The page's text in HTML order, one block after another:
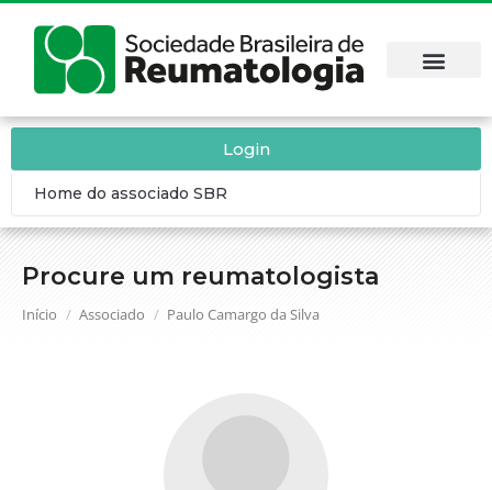
Procure um reumatologista
Você está aqui:
Início Associado Paulo Camargo da Silva
Login
Home do associado SBR